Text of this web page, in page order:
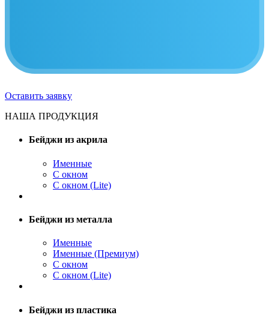
Оставить заявку
НАША ПРОДУКЦИЯ
Бейджи из акрила
Именные
С окном
С окном (Lite)
Бейджи из металла
Именные
Именные (Премиум)
С окном
С окном (Lite)
Бейджи из пластика